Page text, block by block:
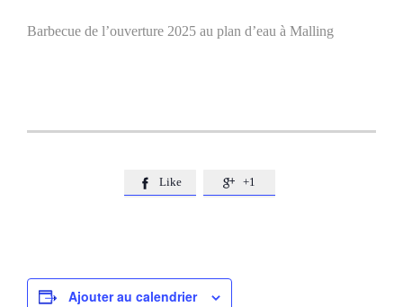
Barbecue de l’ouverture 2025 au plan d’eau à Malling
 Like  +1
Ajouter au calendrier